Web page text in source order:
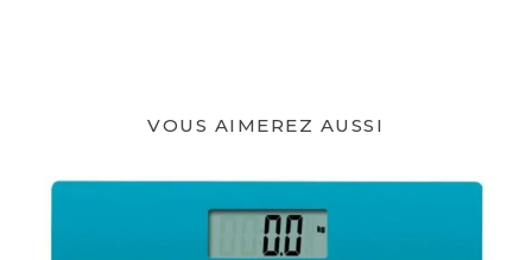
VOUS AIMEREZ AUSSI